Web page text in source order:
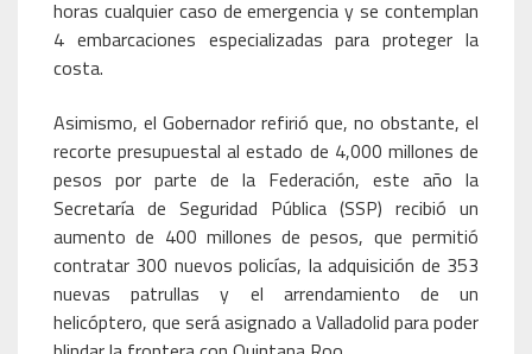
horas cualquier caso de emergencia y se contemplan
4 embarcaciones especializadas para proteger la
costa.
Asimismo, el Gobernador refirió que, no obstante, el
recorte presupuestal al estado de 4,000 millones de
pesos por parte de la Federación, este año la
Secretaría de Seguridad Pública (SSP) recibió un
aumento de 400 millones de pesos, que permitió
contratar 300 nuevos policías, la adquisición de 353
nuevas patrullas y el arrendamiento de un
helicóptero, que será asignado a Valladolid para poder